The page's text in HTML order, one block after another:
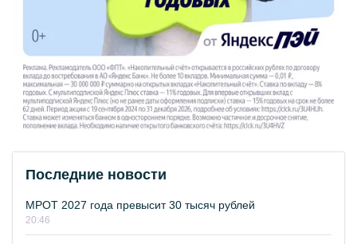
Последние новости
МРОТ 2027 года превысит 30 тысяч рублей
20:46